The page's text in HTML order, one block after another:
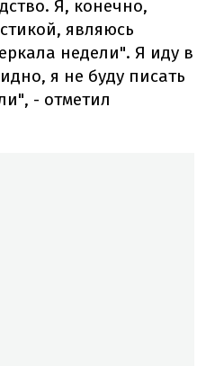
Я, конечно,
являюсь
недели". Я иду в
я не буду писать
- отметил